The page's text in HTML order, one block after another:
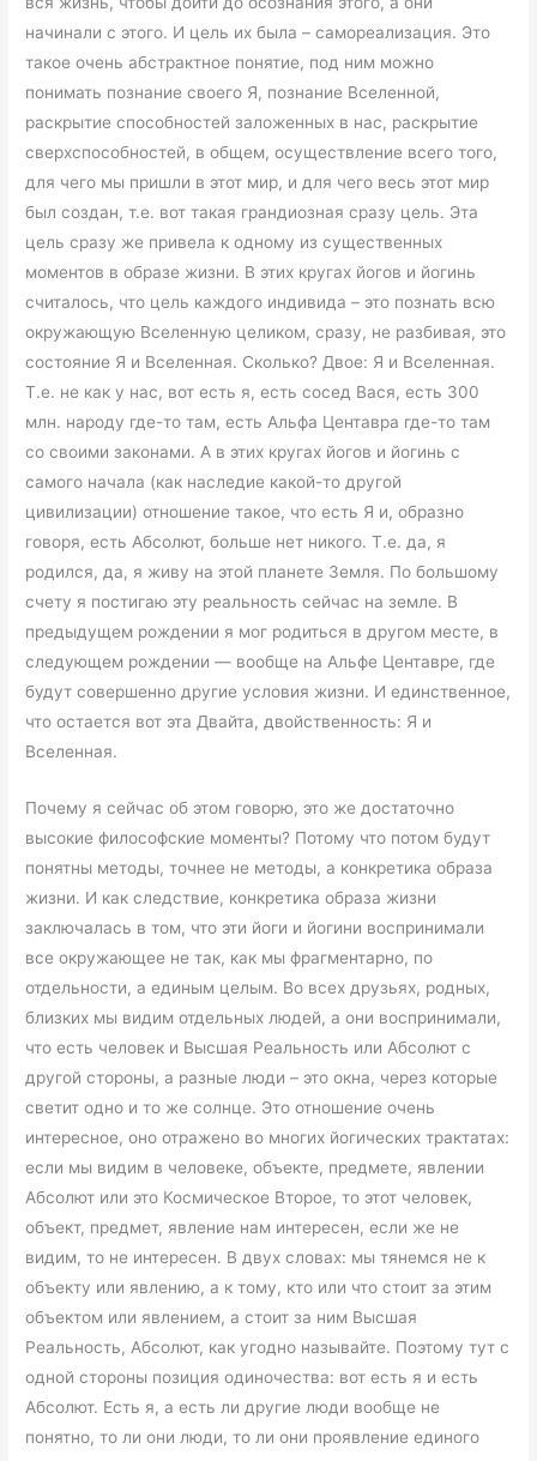
начинали с этого. И цель их была – самореализация. Это
такое очень абстрактное понятие, под ним можно
понимать познание своего Я, познание Вселенной,
раскрытие способностей заложенных в нас, раскрытие
сверхспособностей, в общем, осуществление всего того,
для чего мы пришли в этот мир, и для чего весь этот мир
был создан, т.е. вот такая грандиозная сразу цель. Эта
цель сразу же привела к одному из существенных
моментов в образе жизни. В этих кругах йогов и йогинь
считалось, что цель каждого индивида – это познать всю
окружающую Вселенную целиком, сразу, не разбивая, это
состояние Я и Вселенная. Сколько? Двое: Я и Вселенная.
Т.е. не как у нас, вот есть я, есть сосед Вася, есть 300
млн. народу где-то там, есть Альфа Центавра где-то там
со своими законами. А в этих кругах йогов и йогинь с
самого начала (как наследие какой-то другой
цивилизации) отношение такое, что есть Я и, образно
говоря, есть Абсолют, больше нет никого. Т.е. да, я
родился, да, я живу на этой планете Земля. По большому
счету я постигаю эту реальность сейчас на земле. В
предыдущем рождении я мог родиться в другом месте, в
следующем рождении — вообще на Альфе Центавре, где
будут совершенно другие условия жизни. И единственное,
что остается вот эта Двайта, двойственность: Я и
Вселенная.
Почему я сейчас об этом говорю, это же достаточно
высокие философские моменты? Потому что потом будут
понятны методы, точнее не методы, а конкретика образа
жизни. И как следствие, конкретика образа жизни
заключалась в том, что эти йоги и йогини воспринимали
все окружающее не так, как мы фрагментарно, по
отдельности, а единым целым. Во всех друзьях, родных,
близких мы видим отдельных людей, а они воспринимали,
что есть человек и Высшая Реальность или Абсолют с
другой стороны, а разные люди – это окна, через которые
светит одно и то же солнце. Это отношение очень
интересное, оно отражено во многих йогических трактатах:
если мы видим в человеке, объекте, предмете, явлении
Абсолют или это Космическое Второе, то этот человек,
объект, предмет, явление нам интересен, если же не
видим, то не интересен. В двух словах: мы тянемся не к
объекту или явлению, а к тому, кто или что стоит за этим
объектом или явлением, а стоит за ним Высшая
Реальность, Абсолют, как угодно называйте. Поэтому тут с
одной стороны позиция одиночества: вот есть я и есть
Абсолют. Есть я, а есть ли другие люди вообще не
понятно, то ли они люди, то ли они проявление единого